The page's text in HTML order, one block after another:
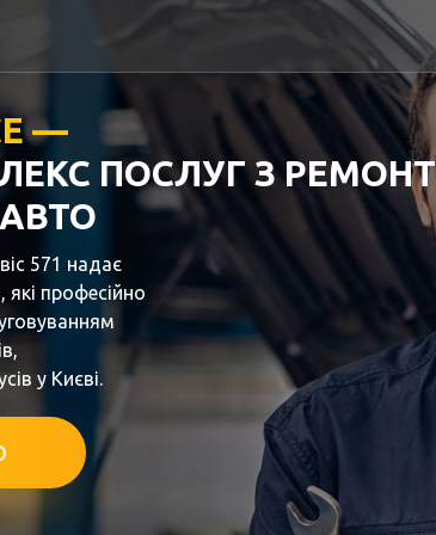
—
ПОСЛУГ З
571 надає
які професійно
у Києві.